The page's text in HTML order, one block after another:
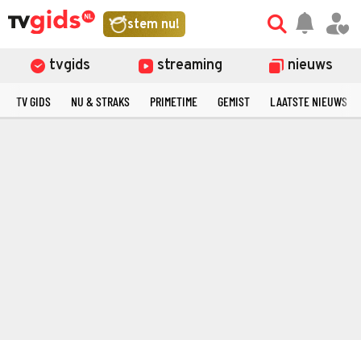
stem nu!
tvgids streaming nieuws
TV GIDS NU & STRAKS PRIMETIME GEMIST LAATSTE NIEUWS